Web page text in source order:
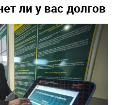
ли у вас долгов